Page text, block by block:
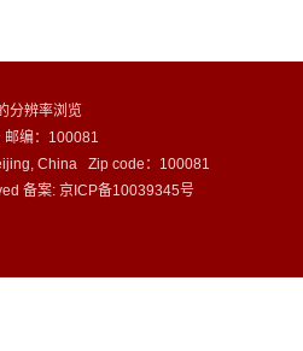
分辨率浏览
邮编：100081
China Zip code：100081
备案: 京ICP备10039345号